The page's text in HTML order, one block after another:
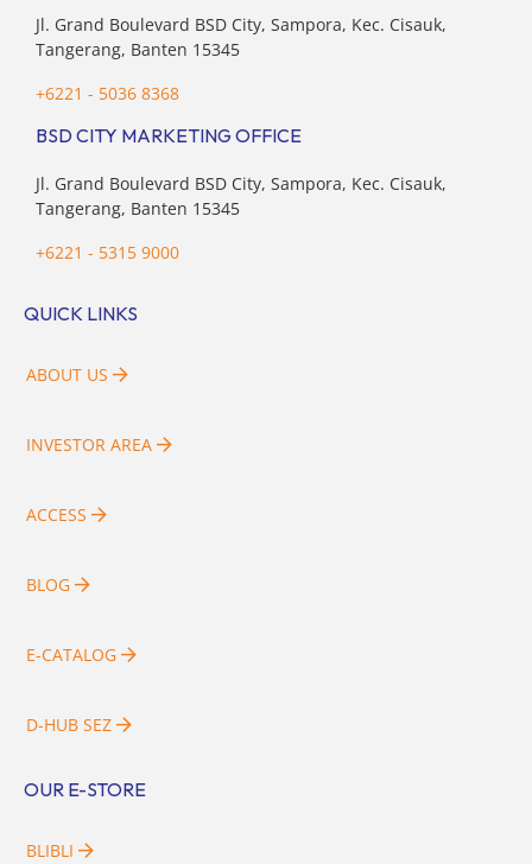
Jl. Grand Boulevard BSD City, Sampora, Kec. Cisauk,
Tangerang, Banten 15345
+6221 - 5036 8368
BSD CITY MARKETING OFFICE
Jl. Grand Boulevard BSD City, Sampora, Kec. Cisauk,
Tangerang, Banten 15345
+6221 - 5315 9000
QUICK LINKS
ABOUT US
INVESTOR AREA
ACCESS
BLOG
E-CATALOG
D-HUB SEZ
OUR E-STORE
BLIBLI